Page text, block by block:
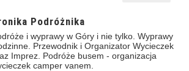
Podróżnika
i wyprawy w Góry i nie tylko. Wyprawy
Przewodnik i Organizator Wycieczek
Imprez. Podróże busem - organizacja
camper vanem.